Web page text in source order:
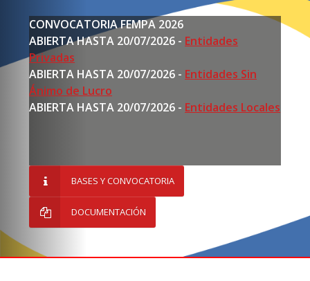
CONVOCATORIA FEMPA 2026
ABIERTA HASTA 20/07/2026 - Entidades
Privadas
ABIERTA HASTA 20/07/2026 - Entidades Sin
Ánimo de Lucro
ABIERTA HASTA 20/07/2026 - Entidades Locales
BASES Y CONVOCATORIA
DOCUMENTACIÓN